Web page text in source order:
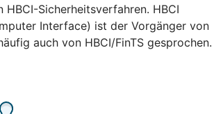
HBCI-Sicherheitsverfahren. HBCI
Interface) ist der Vorgänger von
auch von HBCI/FinTS gesprochen.